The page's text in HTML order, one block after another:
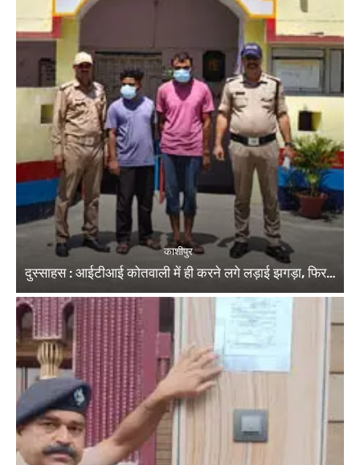
काशीपुर
दुस्साहस : आईटीआई कोतवाली में ही करने लगे लड़ाई झगड़ा, फिर…